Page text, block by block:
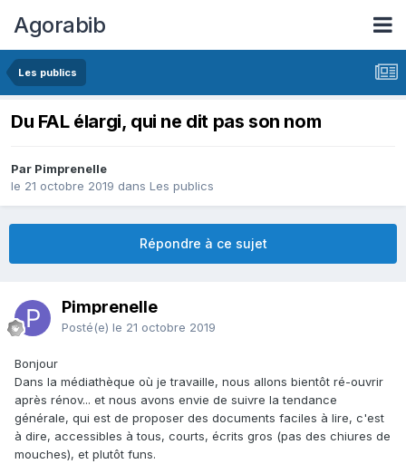
Agorabib
Les publics
Du FAL élargi, qui ne dit pas son nom
Par Pimprenelle
le 21 octobre 2019 dans Les publics
Répondre à ce sujet
Pimprenelle
Posté(e) le 21 octobre 2019
Bonjour
Dans la médiathèque où je travaille, nous allons bientôt ré-ouvrir
après rénov... et nous avons envie de suivre la tendance
générale, qui est de proposer des documents faciles à lire, c'est
à dire, accessibles à tous, courts, écrits gros (pas des chiures de
mouches), et plutôt funs.